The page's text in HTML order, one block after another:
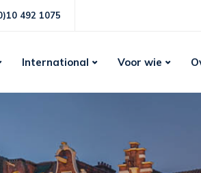
492 1075
International Voor wie